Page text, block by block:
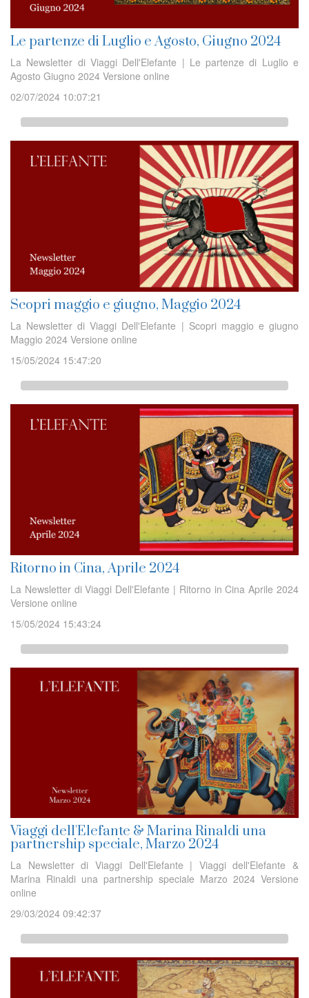
Le partenze di Luglio e Agosto, Giugno 2024
La Newsletter di Viaggi Dell'Elefante | Le partenze di Luglio e
Agosto Giugno 2024 Versione online
02/07/2024 10:07:21
Scopri maggio e giugno, Maggio 2024
La Newsletter di Viaggi Dell'Elefante | Scopri maggio e giugno
Maggio 2024 Versione online
15/05/2024 15:47:20
Ritorno in Cina, Aprile 2024
La Newsletter di Viaggi Dell'Elefante | Ritorno in Cina Aprile 2024
Versione online
15/05/2024 15:43:24
Viaggi dell'Elefante & Marina Rinaldi una
partnership speciale, Marzo 2024
La Newsletter di Viaggi Dell'Elefante | Viaggi dell'Elefante &
Marina Rinaldi una partnership speciale Marzo 2024 Versione
online
29/03/2024 09:42:37